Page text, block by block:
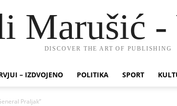
Marušić -
DISCOVER THE ART OF PUBLISHING
– IZDVOJENO POLITIKA SPORT
Praljak”